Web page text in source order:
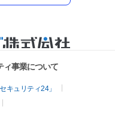
ィ事業について
キュリティ24」